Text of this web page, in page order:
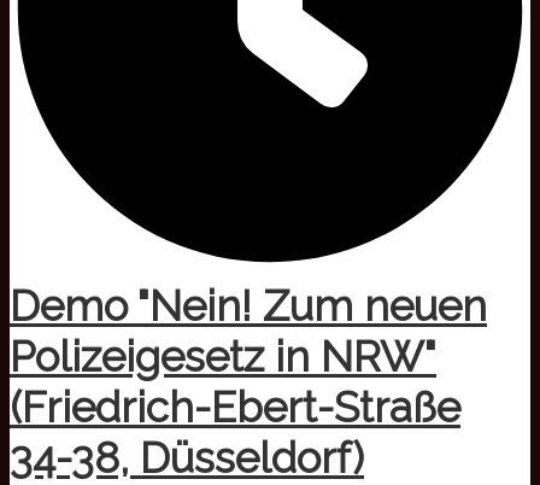
Demo "Nein! Zum neuen
Polizeigesetz in NRW"
(Friedrich-Ebert-Straße
34-38, Düsseldorf)